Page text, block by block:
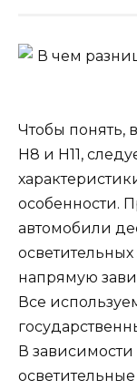
Чтобы понять,
Н8 и Н11,
особенности.
автомобили
напрямую
Все
В